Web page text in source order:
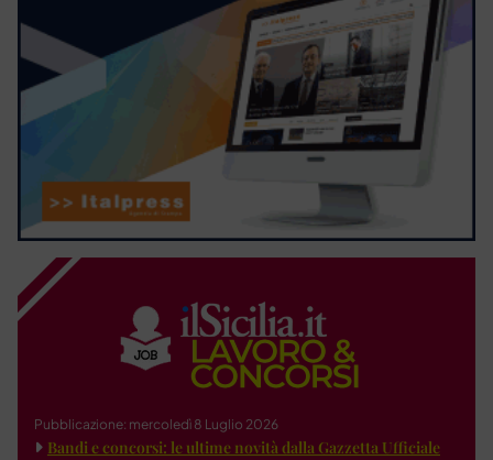
Pubblicazione: mercoledì 8 Luglio 2026
Bandi e concorsi: le ultime novità dalla Gazzetta Ufficiale